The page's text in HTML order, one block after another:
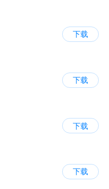
下载
下载
下载
下载